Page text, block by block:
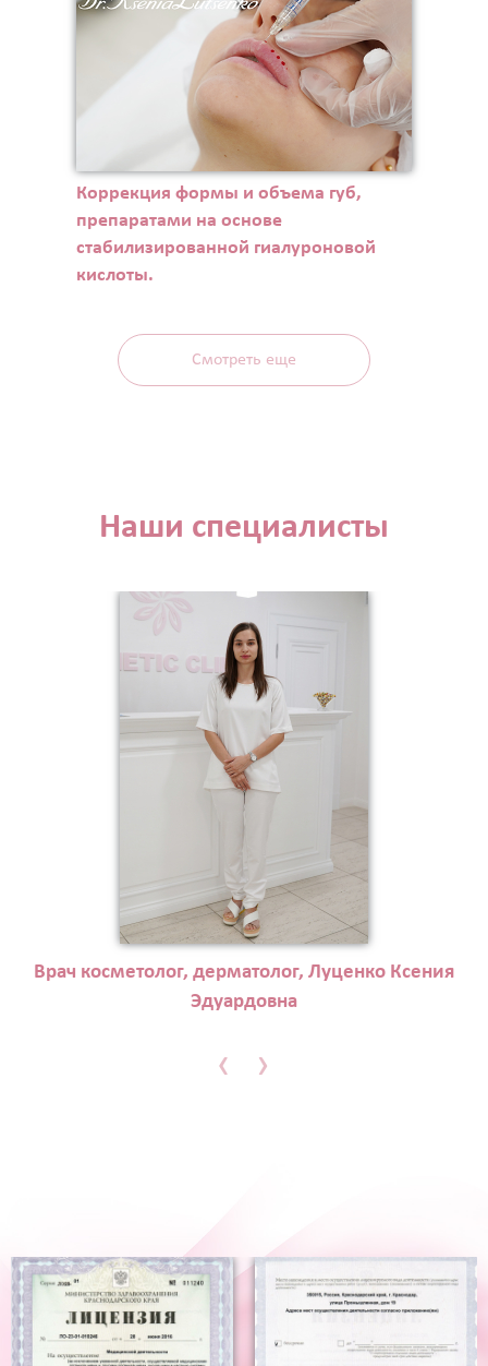
Коррекция формы и объема губ,
препаратами на основе
стабилизированной гиалуроновой
кислоты.
Смотреть еще
Наши специалисты
Врач косметолог, дерматолог, Луценко Ксения
Эдуардовна
‹ ›